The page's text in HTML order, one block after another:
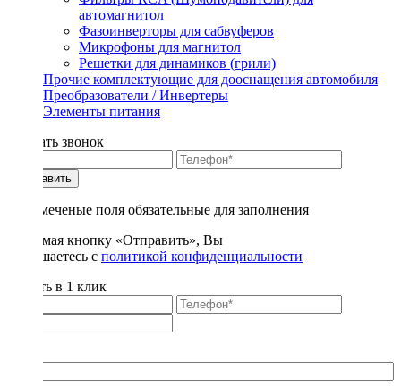
автомагнитол
Фазоинверторы для сабвуферов
Микрофоны для магнитол
Решетки для динамиков (грили)
Прочие комплектующие для дооснащения автомобиля
Преобразователи / Инвертеры
Элементы питания
Заказать звонок
Отправить
* - отмеченые поля обязательные для заполнения
Нажимая кнопку «Отправить», Вы
соглашаетесь с политикой конфиденциальности
Купить в 1 клик